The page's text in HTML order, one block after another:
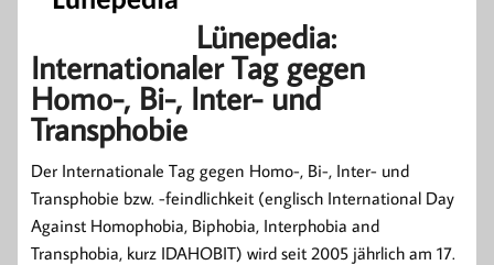
Lünepedia:
Internationaler Tag gegen
Homo-, Bi-, Inter- und
Transphobie
Der Internationale Tag gegen Homo-, Bi-, Inter- und
Transphobie bzw. -feindlichkeit (englisch International Day
Against Homophobia, Biphobia, Interphobia and
Transphobia, kurz IDAHOBIT) wird seit 2005 jährlich am 17.